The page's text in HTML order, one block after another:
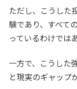
ただし、こうした
験であり、すべて
っているわけでは
一方で、こうした
と現実のギャップ